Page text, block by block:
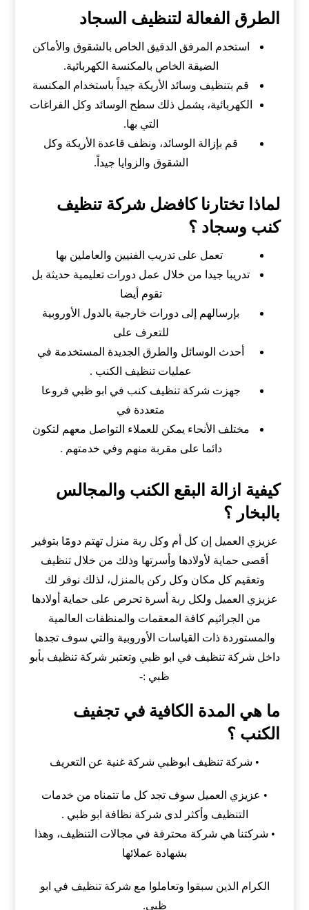
الطرق الفعالة لتنظيف السجاد
استخدم المرفق الدقيق الخاص بالشقوق والأماكن
الضيقة الخاص بالمكنسة الكهربائية.
قم بتنظيف وسائد الأريكة جيداً باستخدام المكنسة
الكهربائية، يشمل ذلك سطح الوسائد وكل الفراغات
التي بها.
قم بإزالة الوسائد، ونظف قاعدة الأريكة وكل
الشقوق والزوايا جيداً.
لماذا تختارنا كافضل شركة تنظيف
كنب وسجاد ؟
تعمل على تدريب الفنيين والعاملين بها
تدريبا جيدا من خلال عمل دورات تعليمية حديثة بل
تقوم أيضا
بإرسالهم إلى دورات خارجية بالدول الأوروبية
للتعرف على
أحدث الوسائل والطرق الجديدة المستخدمة في
عمليات تنظيف الكنب .
جهزت شركة تنظيف كنب في ابو ظبي فروعا
متعددة في
مختلف الأنحاء يمكن للعملاء التواصل معهم لتكون
دائما على مقربة منهم وفي خدمتهم .
كيفية ازالة البقع الكنب والمجالس
بالبخار ؟
عزيزي العميل إن كل أم وكل ربة منزل تهتم دومًا بتوفير
أقصى حماية لأولادها وأسرتها وذلك من خلال تنظيف
وتعقيم كل مكان وكل ركن بالمنزل، لذلك نوفر لك
عزيزي العميل ولكل ربة أسرة تحرص على حماية أولادها
من الجراثيم كافة المعقمات والمنظفات العالمية
والمستوردة ذات القياسات الأوروبية والتي سوف تجدها
داخل شركة تنظيف في ابو ظبي وتعتبر شركة تنظيف بأبو
ظبي :-
ما هي المدة الكافية في تجفيف
الكنب ؟
• شركة تنظيف ابوظبي شركة غنية عن التعريف
• عزيزي العميل سوف تجد كل ما تتمناه من خدمات
التنظيف وأكثر لدى شركة نظافة ابو ظبي .
• شركتنا هي شركة محترفة في مجالات التنظيف، وهذا
بشهادة عملائها
الكرام الذين سبقوا وتعاملوا مع شركة تنظيف في ابو
ظبي.